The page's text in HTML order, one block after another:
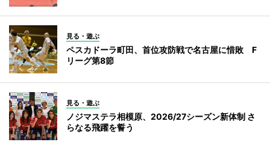
見る・遊ぶ
ペスカドーラ町田、首位攻防戦で名古屋に惜敗 F
リーグ第8節
見る・遊ぶ
ノジマステラ相模原、2026/27シーズン新体制 さ
らなる飛躍を誓う